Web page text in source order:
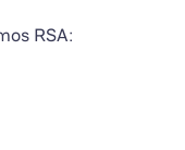
RSA: